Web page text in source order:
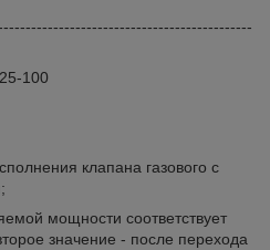
100
клапана газового с
мощности соответствует
значение - после перехода